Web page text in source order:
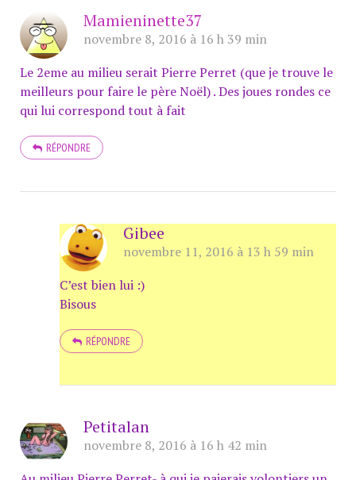
Mamieninette37
novembre 8, 2016 à 16 h 39 min
Le 2eme au milieu serait Pierre Perret (que je trouve le
meilleurs pour faire le père Noël) . Des joues rondes ce
qui lui correspond tout à fait
RÉPONDRE
Gibee
novembre 11, 2016 à 13 h 59 min
C’est bien lui :)
Bisous
RÉPONDRE
Petitalan
novembre 8, 2016 à 16 h 42 min